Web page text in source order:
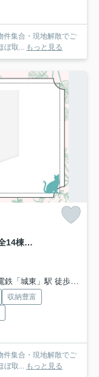
件集合・現地解散でご
取...
もっと見る
【新築平屋】前橋市青柳町3期 ９号棟(全14棟) 新築建売分譲
鉄「城東」駅 徒歩46分
収納豊富
件集合・現地解散でご
取...
もっと見る